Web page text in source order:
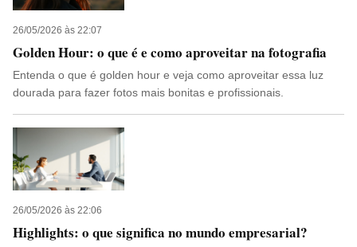
26/05/2026 às 22:07
Golden Hour: o que é e como aproveitar na fotografia
Entenda o que é golden hour e veja como aproveitar essa luz
dourada para fazer fotos mais bonitas e profissionais.
26/05/2026 às 22:06
Highlights: o que significa no mundo empresarial?